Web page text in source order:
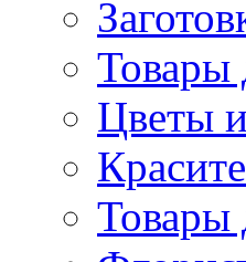
Товары
Цветы
Товары